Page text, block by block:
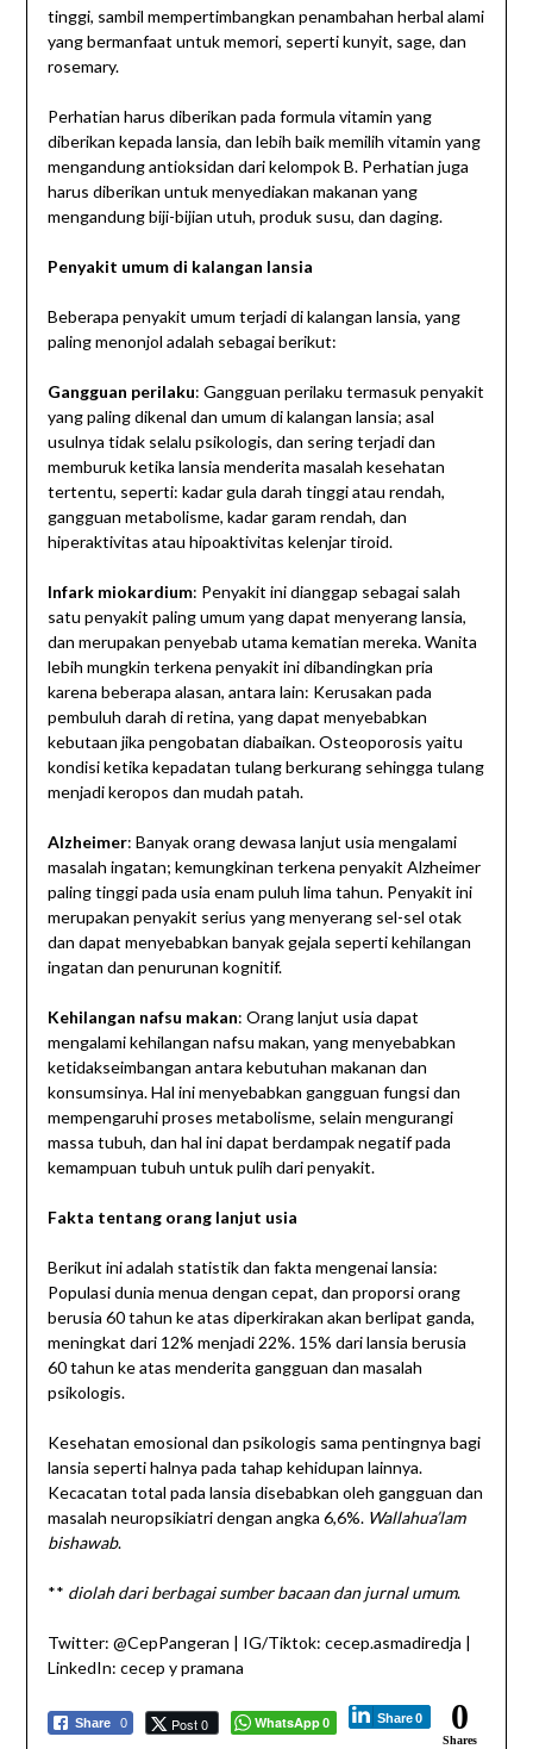
tinggi, sambil mempertimbangkan penambahan herbal alami
yang bermanfaat untuk memori, seperti kunyit, sage, dan
rosemary.
Perhatian harus diberikan pada formula vitamin yang
diberikan kepada lansia, dan lebih baik memilih vitamin yang
mengandung antioksidan dari kelompok B. Perhatian juga
harus diberikan untuk menyediakan makanan yang
mengandung biji-bijian utuh, produk susu, dan daging.
Penyakit umum di kalangan lansia
Beberapa penyakit umum terjadi di kalangan lansia, yang
paling menonjol adalah sebagai berikut:
Gangguan perilaku: Gangguan perilaku termasuk penyakit
yang paling dikenal dan umum di kalangan lansia; asal
usulnya tidak selalu psikologis, dan sering terjadi dan
memburuk ketika lansia menderita masalah kesehatan
tertentu, seperti: kadar gula darah tinggi atau rendah,
gangguan metabolisme, kadar garam rendah, dan
hiperaktivitas atau hipoaktivitas kelenjar tiroid.
Infark miokardium: Penyakit ini dianggap sebagai salah
satu penyakit paling umum yang dapat menyerang lansia,
dan merupakan penyebab utama kematian mereka. Wanita
lebih mungkin terkena penyakit ini dibandingkan pria
karena beberapa alasan, antara lain: Kerusakan pada
pembuluh darah di retina, yang dapat menyebabkan
kebutaan jika pengobatan diabaikan. Osteoporosis yaitu
kondisi ketika kepadatan tulang berkurang sehingga tulang
menjadi keropos dan mudah patah.
Alzheimer: Banyak orang dewasa lanjut usia mengalami
masalah ingatan; kemungkinan terkena penyakit Alzheimer
paling tinggi pada usia enam puluh lima tahun. Penyakit ini
merupakan penyakit serius yang menyerang sel-sel otak
dan dapat menyebabkan banyak gejala seperti kehilangan
ingatan dan penurunan kognitif.
Kehilangan nafsu makan: Orang lanjut usia dapat
mengalami kehilangan nafsu makan, yang menyebabkan
ketidakseimbangan antara kebutuhan makanan dan
konsumsinya. Hal ini menyebabkan gangguan fungsi dan
mempengaruhi proses metabolisme, selain mengurangi
massa tubuh, dan hal ini dapat berdampak negatif pada
kemampuan tubuh untuk pulih dari penyakit.
Fakta tentang orang lanjut usia
Berikut ini adalah statistik dan fakta mengenai lansia:
Populasi dunia menua dengan cepat, dan proporsi orang
berusia 60 tahun ke atas diperkirakan akan berlipat ganda,
meningkat dari 12% menjadi 22%. 15% dari lansia berusia
60 tahun ke atas menderita gangguan dan masalah
psikologis.
Kesehatan emosional dan psikologis sama pentingnya bagi
lansia seperti halnya pada tahap kehidupan lainnya.
Kecacatan total pada lansia disebabkan oleh gangguan dan
masalah neuropsikiatri dengan angka 6,6%. Wallahua’lam
bishawab.
** diolah dari berbagai sumber bacaan dan jurnal umum.
Twitter: @CepPangeran | IG/Tiktok: cecep.asmadiredja |
LinkedIn: cecep y pramana
Share 0 Post 0 WhatsApp 0 Share 0 0
Shares